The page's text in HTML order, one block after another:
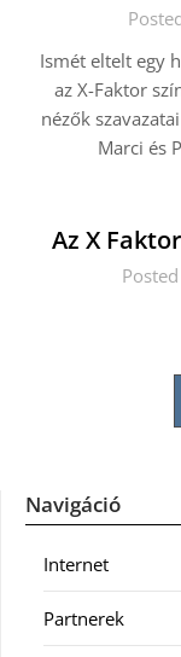
Ismét eltelt egy
az X-Faktor
nézők
Marci és
Az X
Navigáció
Internet
Partnerek